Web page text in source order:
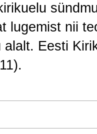
lugemist nii
alalt. Eesti